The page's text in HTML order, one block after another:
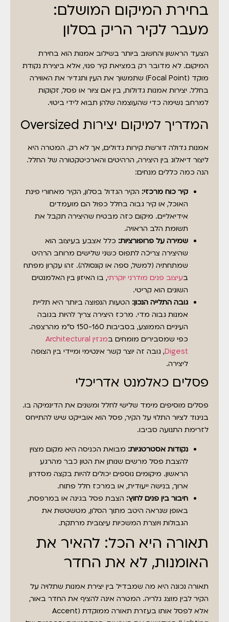
בחירת המיקום המושלם:
מעבר לקיר הריק בסלון
הצעד הראשון והחשוב ביותר בשילוב אמנות הוא בחירת
המיקום. לא מדובר רק במציאת קיר פנוי, אלא ביצירת נקודת
מוקד (Focal Point) שתמשוך את העין ותגדיר את האווירה
בחלל. יצירות אמנות גדולות, בין אם ציור או פסל, זקוקות
למרחב נשימה כדי שהעוצמה שלהן תבוא לידי ביטוי.
המדריך למיקום יצירות Oversized
אמנות גדולה דורשת קירות גדולים, אך לא רק. המטרה היא
ליצור דיאלוג בין היצירה, הרהיטים והארכיטקטורה של החלל.
הנה כמה כללים מנחים:
קיר כוח מרכזי: הקיר הגדול בסלון, הקיר מאחורי פינת
האוכל, או קיר גבוה בחלל כפול הם מועמדים
אידיאליים. מיקום כזה מבטיח שהיצירה תקבל את
תשומת הלב הראויה.
שמירה על פרופורציות: כלל אצבע בעיצוב הוא
שהיצירה צריכה לתפוס כשני שלישים מרוחב הרהיט
שמתחתיה (למשל, ספה או קונסולה). זהו עקרון מפתח
בעיצוב פנים מודרני יוקרתי, בו האיזון בין האלמנטים
השונים הוא קריטי.
גובה התלייה הנכון: הטעות הנפוצה ביותר היא תליית
אמנות גבוה מדי. מרכז היצירה צריך להיות בגובה
העיניים הממוצע, בסביבות 150-160 ס"מ מהרצפה.
כפי שמסבירים מומחים ב
מגזין Architectural
Digest, גובה זה יוצר קשר אינטימי ומיידי בין הצופה
ליצירה.
פסלים כאלמנט אדריכלי
פסלים מוסיפים מימד שלישי לחלל ומשנים את הדינמיקה בו.
בניגוד לציור התלוי על הקיר, פסל הוא אובייקט שיש להתייחס
לזרימת התנועה סביבו.
נקודות אסטרטגיות: מבואת הכניסה היא מקום מצוין
להצבת פסל מרשים שנותן את הטון כבר מהרגע
הראשון. מיקומים נוספים יכולים להיות בקצה מסדרון
ארוך, בנישה ייעודית, או במרכז חלל פתוח.
חיבור בין פנים לחוץ: הצבת פסל בגינה או במרפסת,
באופן שנראה היטב מתוך הסלון, מטשטשת את
הגבולות ויוצרת המשכיות עיצובית מרתקת.
תאורה היא הכל: להאיר את
האומנות, לא את החדר
תאורה נכונה היא מה שמבדיל בין יצירת אמנות שתלויה על
הקיר לבין מוצג גלריה. המטרה אינה להציף את החדר באור,
אלא לפסל אותו בעזרת תאורה ממוקדת (Accent